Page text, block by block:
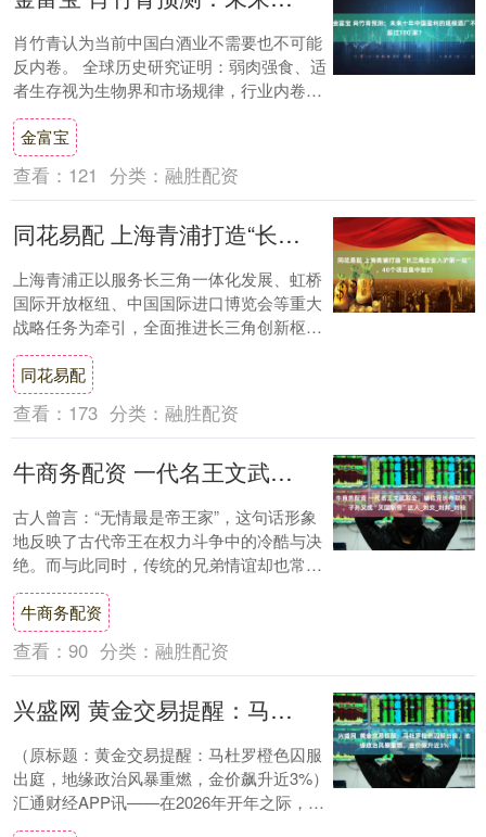
肖竹青认为当前中国白酒业不需要也不可能
反内卷。 全球历史研究证明：弱肉强食、适
者生存视为生物界和市场规律，行业内卷就
是这种规律的体现； 肖竹青认为市场三要素
(人....
金富宝
查看： 121 分类： 融胜配资
同花易配 上海青浦打造“长三角企业入沪第一站”，40个项目集中签约
上海青浦正以服务长三角一体化发展、虹桥
国际开放枢纽、中国国际进口博览会等重大
战略任务为牵引，全面推进长三角创新枢纽
建设。 7月25日下午，40个项目在青浦新城
开....
同花易配
查看： 173 分类： 融胜配资
牛商务配资 一代名王文武双全，辅佐兄长夺取天下，子孙又成“灭国斩帝”达人_刘交_刘邦_刘裕
古人曾言：“无情最是帝王家”，这句话形象
地反映了古代帝王在权力斗争中的冷酷与决
绝。而与此同时，传统的兄弟情谊却也常被
提及，尤其是在中国历史长河中，兄弟情被
视为至....
牛商务配资
查看： 90 分类： 融胜配资
兴盛网 黄金交易提醒：马杜罗橙色囚服出庭，地缘政治风暴重燃，金价飙升近3%
（原标题：黄金交易提醒：马杜罗橙色囚服
出庭，地缘政治风暴重燃，金价飙升近3%）
汇通财经APP讯——在2026年开年之际，全
球金融市场迎来了一场剧烈的震动。美国....